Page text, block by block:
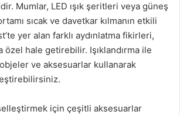
Mumlar, LED ışık şeritleri veya güneş
sıcak ve davetkar kılmanın etkili
yer alan farklı aydınlatma fikirleri,
özel hale getirebilir. Işıklandırma ile
ve aksesuarlar kullanarak
için çeşitli aksesuarlar